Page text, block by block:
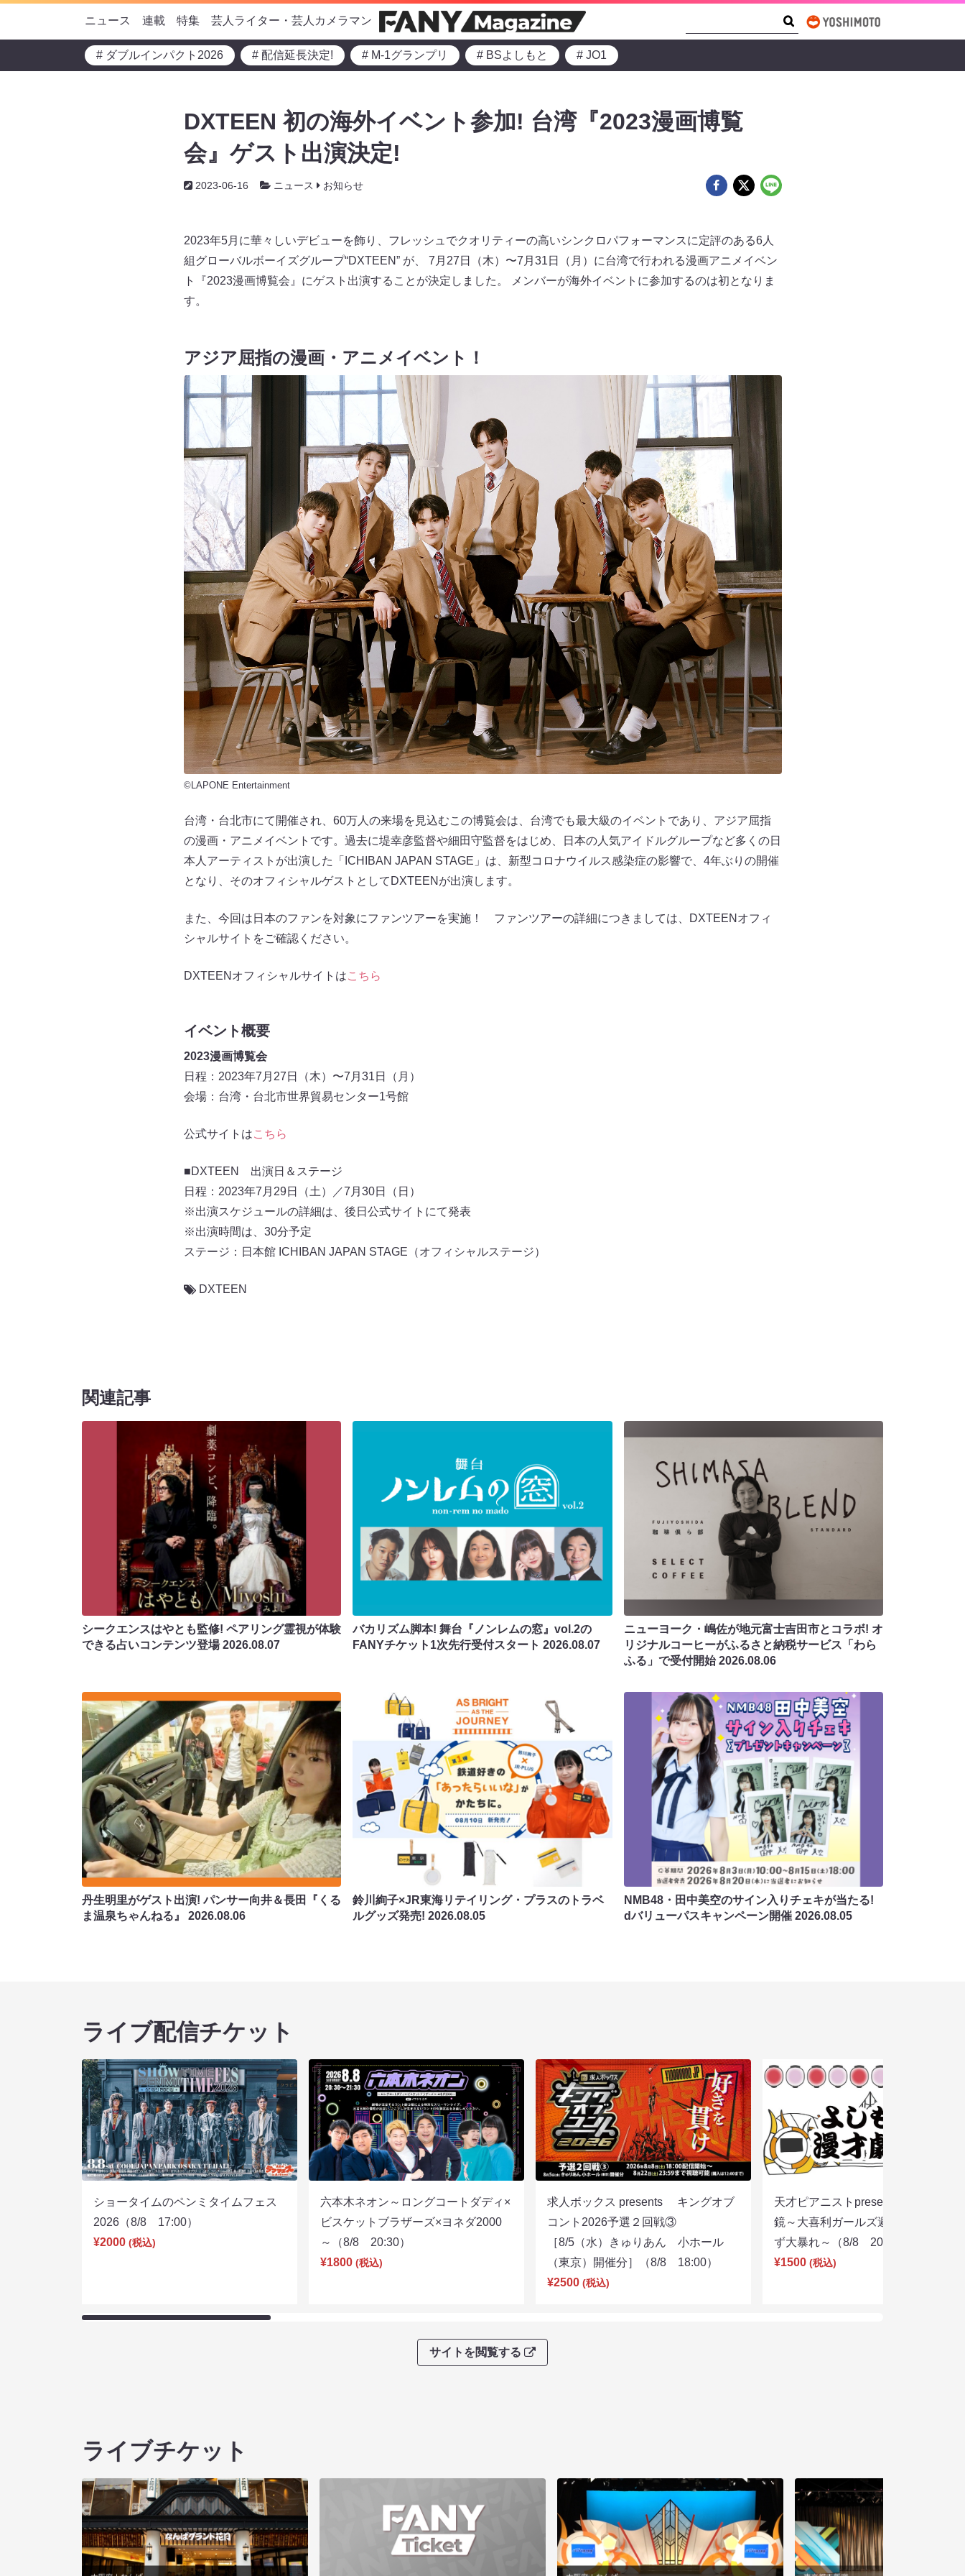
ニュース 連載 特集 芸人ライター・芸人カメラマン
# ダブルインパクト2026 # 配信延長決定! # M-1グランプリ # BSよしもと # JO1
DXTEEN 初の海外イベント参加! 台湾『2023漫画博覧
会』ゲスト出演決定!
2023-06-16 ニュース お知らせ
2023年5月に華々しいデビューを飾り、フレッシュでクオリティーの高いシンクロパフォーマンスに定評のある6人
組グローバルボーイズグループ“DXTEEN” が、 7月27日（木）〜7月31日（月）に台湾で行われる漫画アニメイベン
ト『2023漫画博覧会』にゲスト出演することが決定しました。 メンバーが海外イベントに参加するのは初となりま
す。
アジア屈指の漫画・アニメイベント！
©LAPONE Entertainment
台湾・台北市にて開催され、60万人の来場を見込むこの博覧会は、台湾でも最大級のイベントであり、アジア屈指
の漫画・アニメイベントです。過去に堤幸彦監督や細田守監督をはじめ、日本の人気アイドルグループなど多くの日
本人アーティストが出演した「ICHIBAN JAPAN STAGE」は、新型コロナウイルス感染症の影響で、4年ぶりの開催
となり、そのオフィシャルゲストとしてDXTEENが出演します。
また、今回は日本のファンを対象にファンツアーを実施！ ファンツアーの詳細につきましては、DXTEENオフィ
シャルサイトをご確認ください。
DXTEENオフィシャルサイトはこちら
イベント概要
2023漫画博覧会
日程：2023年7月27日（木）〜7月31日（月）
会場：台湾・台北市世界貿易センター1号館
公式サイトはこちら
■DXTEEN 出演日＆ステージ
日程：2023年7月29日（土）／7月30日（日）
※出演スケジュールの詳細は、後日公式サイトにて発表
※出演時間は、30分予定
ステージ：日本館 ICHIBAN JAPAN STAGE（オフィシャルステージ）
DXTEEN
関連記事
シークエンスはやとも監修! ペアリング霊視が体験
できる占いコンテンツ登場2026.08.07
バカリズム脚本! 舞台『ノンレムの窓』vol.2の
FANYチケット1次先行受付スタート2026.08.07
ニューヨーク・嶋佐が地元富士吉田市とコラボ! オ
リジナルコーヒーがふるさと納税サービス「わら
ふる」で受付開始2026.08.06
丹生明里がゲスト出演! パンサー向井＆長田『くる
ま温泉ちゃんねる』 2026.08.06
鈴川絢子×JR東海リテイリング・プラスのトラベ
ルグッズ発売!2026.08.05
NMB48・田中美空のサイン入りチェキが当たる!
dバリューパスキャンペーン開催 2026.08.05
ライブ配信チケット
ショータイムのペンミタイムフェス
2026（8/8 17:00）
¥2000 (税込)
六本木ネオン～ロングコートダディ×
ビスケットブラザーズ×ヨネダ2000
～（8/8 20:30）
¥1800 (税込)
求人ボックス presents キングオブ
コント2026予選２回戦③
［8/5（水）きゅりあん 小ホール
（東京）開催分］（8/8 18:00）
¥2500 (税込)
天才ピアニストpresentsすっぴん眼
鏡～大喜利ガールズ避暑地を目指さ
ず大暴れ～（8/8 20:45）
¥1500 (税込)
サイトを閲覧する
ライブチケット